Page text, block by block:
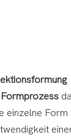
einzelne Form